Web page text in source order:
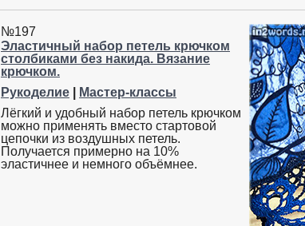
№197
Эластичный набор петель крючком
столбиками без накида. Вязание
крючком.
Рукоделие
Мастер-классы
Лёгкий и удобный набор петель крючком
можно применять вместо стартовой
цепочки из воздушных петель.
Получается примерно на 10%
эластичнее и немного объёмнее.